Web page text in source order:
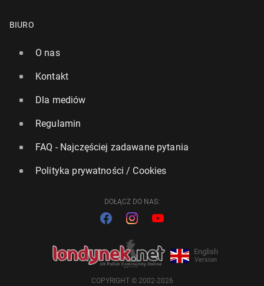
BIURO
O nas
Kontakt
Dla mediów
Regulamin
FAQ - Najczęściej zadawane pytania
Polityka prywatności / Cookies
DOŁĄCZ DO NAS:
English
Version
COPYRIGHT © 2002-2026